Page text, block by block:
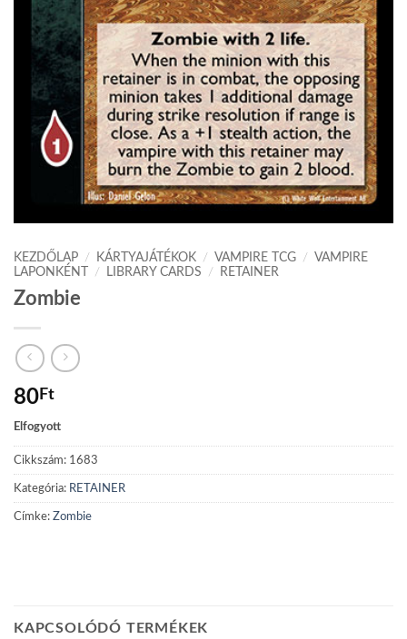
KEZDŐLAP / KÁRTYAJÁTÉKOK / VAMPIRE TCG /
VAMPIRE
LAPONKÉNT
/ LIBRARY CARDS / RETAINER
Zombie
80Ft
Elfogyott
Cikkszám: 1683
Kategória: RETAINER
Címke: Zombie
KAPCSOLÓDÓ TERMÉKEK